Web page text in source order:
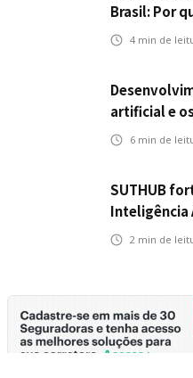
Brasil: Por
ao mercado
4 min de
artificial e
de seguros
6 min de
SUTHUB
Inteligência
para toda a
2 min de